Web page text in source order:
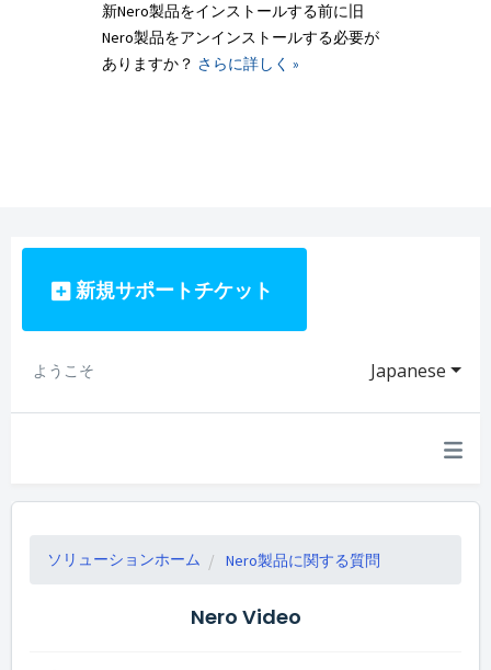
新Nero製品をインストールする前に旧
Nero製品をアンインストールする必要が
ありますか？ さらに詳しく »
新規サポートチケット
Japanese
ようこそ
ソリューションホーム Nero製品に関する質問
Nero Video